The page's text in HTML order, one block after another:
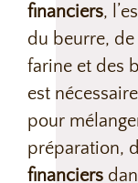
financiers,
du beurre, de
farine et des
est
pour
préparation,
financiers